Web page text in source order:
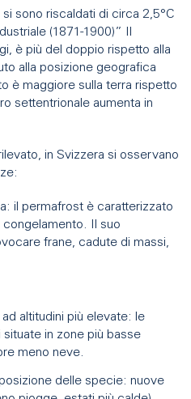
sono riscaldati di circa 2,5°C
(1871-1900)” Il
è più del doppio rispetto alla
alla posizione geografica
è maggiore sulla terra rispetto
settentrionale aumenta in
in Svizzera si osservano
il permafrost è caratterizzato
Il suo
frane, cadute di massi,
altitudini più elevate: le
in zone più basse
meno neve.
delle specie: nuove